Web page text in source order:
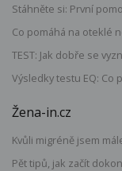
Stáhněte si: První
Co pomáhá na oteklé
TEST: Jak dobře se
Výsledky testu EQ: Co
Žena-in.cz
Kvůli migréně jsem
Pět tipů, jak začít